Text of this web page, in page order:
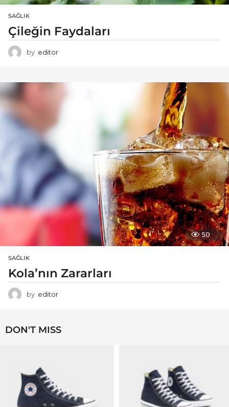
SAĞLIK
Çileğin Faydaları
by editor
50
SAĞLIK
Kola’nın Zararları
by editor
DON'T MISS